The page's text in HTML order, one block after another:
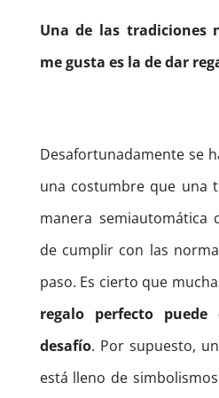
Una de las tradiciones
me gusta es la de dar
Desafortunadamente se
una costumbre que una
manera semiautomática
de cumplir con las
paso. Es cierto que
regalo perfecto
desafío. Por supuesto,
está lleno de